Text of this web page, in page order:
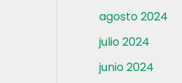
agosto 2024
julio 2024
junio 2024